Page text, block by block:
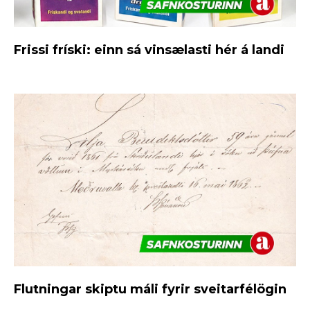
Frissi fríski: einn sá vinsælasti hér á landi
Flutningar skiptu máli fyrir sveitarfélögin